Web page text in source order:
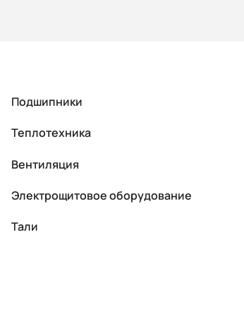
Подшипники
Теплотехника
Вентиляция
Электрощитовое оборудование
Тали